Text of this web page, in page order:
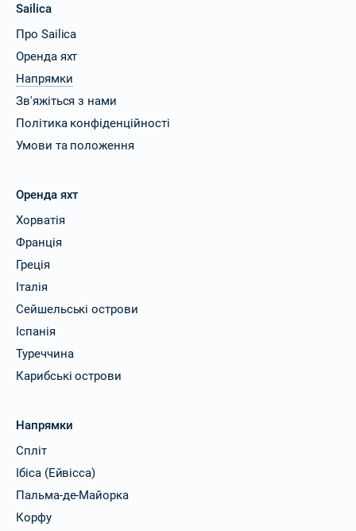
Sailica
Про Sailica
Оренда яхт
Напрямки
Зв'яжіться з нами
Політика конфіденційності
Умови та положення
Оренда яхт
Хорватія
Франція
Греція
Італія
Сейшельські острови
Іспанія
Туреччина
Карибські острови
Напрямки
Спліт
Ібіса (Ейвісса)
Пальма-де-Майорка
Корфу